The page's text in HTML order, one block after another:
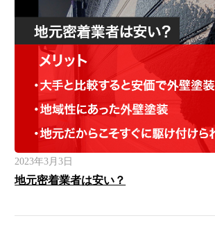
2023年3月3日
地元密着業者は安い？